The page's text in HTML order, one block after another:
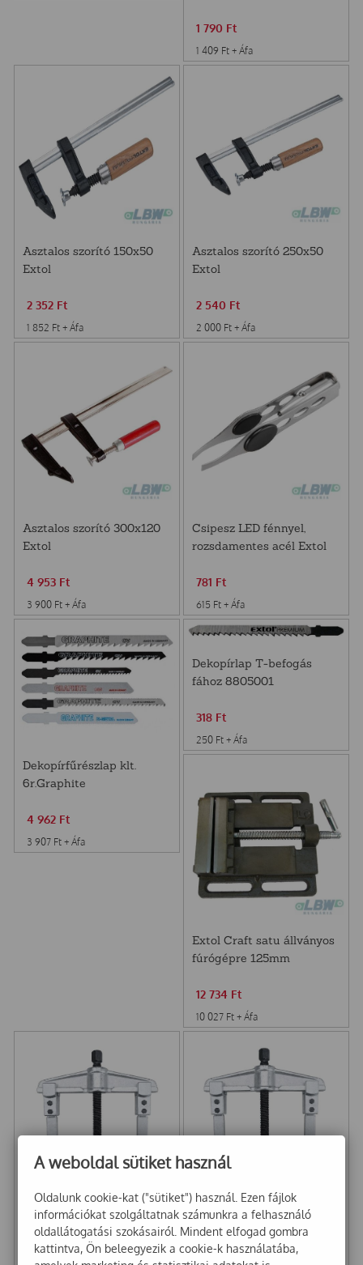
1 790 Ft
1 409 Ft + Áfa
Asztalos szorító 150x50
Extol
2 352 Ft
1 852 Ft + Áfa
Asztalos szorító 250x50
Extol
2 540 Ft
2 000 Ft + Áfa
Asztalos szorító 300x120
Extol
4 953 Ft
3 900 Ft + Áfa
Csipesz LED fénnyel,
rozsdamentes acél Extol
781 Ft
615 Ft + Áfa
Dekopírfűrészlap klt.
6r.Graphite
4 962 Ft
3 907 Ft + Áfa
Dekopírlap T-befogás
fához 8805001
318 Ft
250 Ft + Áfa
Extol Craft satu állványos
fúrógépre 125mm
12 734 Ft
10 027 Ft + Áfa
Extol Csapágylehúzó, 2
karmú 200x150mm
Extol Csapágylehúzó, 2
karmú 80x100mm
A weboldal sütiket használ
Oldalunk cookie-kat ("sütiket") használ. Ezen fájlok
információkat szolgáltatnak számunkra a felhasználó
oldallátogatási szokásairól. Mindent elfogad gombra
kattintva, Ön beleegyezik a cookie-k használatába,